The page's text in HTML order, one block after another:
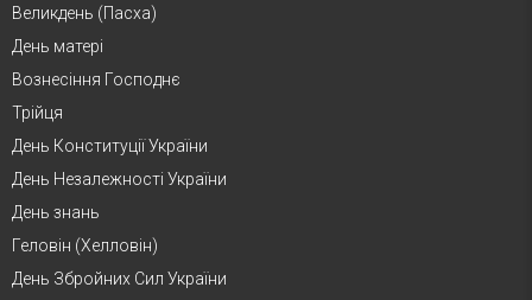
Великдень (Пасха)
День матері
Вознесіння Господнє
Трійця
День Конституції України
День Незалежності України
День знань
Геловін (Хелловін)
День Збройних Сил України